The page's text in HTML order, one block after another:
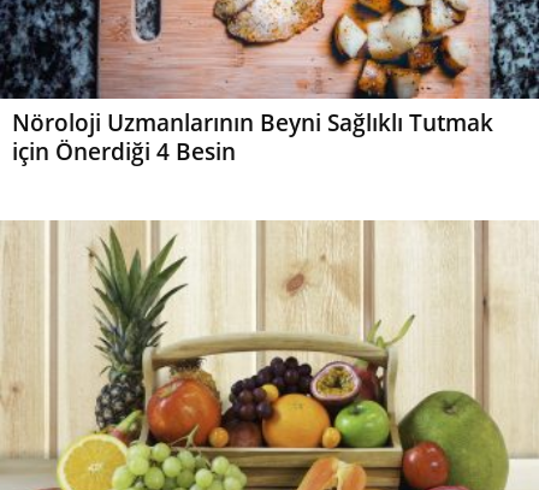
Nöroloji Uzmanlarının Beyni Sağlıklı Tutmak
için Önerdiği 4 Besin